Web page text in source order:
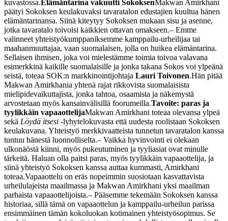
kuvastossa.Elämäntarina vakuutti SokoksenMakwan Amirkhani
päätyi Sokoksen keulakuvaksi tavaratalon edustajien kuultua hänen
elämäntarinansa. Siinä kiteytyy Sokoksen mukaan sisu ja asenne,
jotka tavaratalo toivoisi kaikkien ottavan omakseen.– Emme
valinneet yhteistyökumppaniksemme kamppailu-urheilijaa tai
maahanmuuttajaa, vaan suomalaisen, jolla on huikea elämäntarina.
Sellaisen ihmisen, joka voi mielestämme toimia toivoa valavana
esimerkkinä kaikille suomalaisille ja jonka takana Sokos voi ylpeänä
seistä, toteaa SOK:n markkinointijohtaja Lauri Toivonen.Hän pitää
Makwan Amirkhania yhtenä rajat rikkovista suomalaisista
mielipidevaikuttajista, jonka tahtoa, osaamista ja näkemystä
arvostetaan myös kansainvälisillä foorumeilla.Tavoite: paras ja
tyylikkäin vapaaottelijaMakwan Amirkhani toteaa olevansa ylpeä
sekä Löydä itsesi -lyhytelokuvasta että uudesta roolistaan Sokoksen
keulakuvana. Yhteistyö merkkivaatteista tunnetun tavaratalon kanssa
tuntuu hänestä luonnolliselta.– Vaikka hyvinvointi ei olekaan
ulkonäöstä kiinni, myös pukeutuminen ja tyyliasiat ovat minulle
tärkeitä. Haluan olla paitsi paras, myös tyylikkäin vapaaottelija, ja
siinä yhteistyö Sokoksen kanssa auttaa kummasti, Amirkhani
toteaa.Vapaaottelu on eräs nopeimmin suosiotaan kasvattavista
urheilulajeista maailmassa ja Makwan Amirkhani yksi maailman
parhaista vapaaottelijoista.– Pääsemme tekemään Sokoksen kanssa
historiaa, sillä tämä on vapaaottelun ja kamppailu-urheilun parissa
ensimmäinen tämän kokoluokan kotimainen yhteistyösopimus. Se